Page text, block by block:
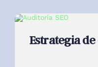
Estrategia